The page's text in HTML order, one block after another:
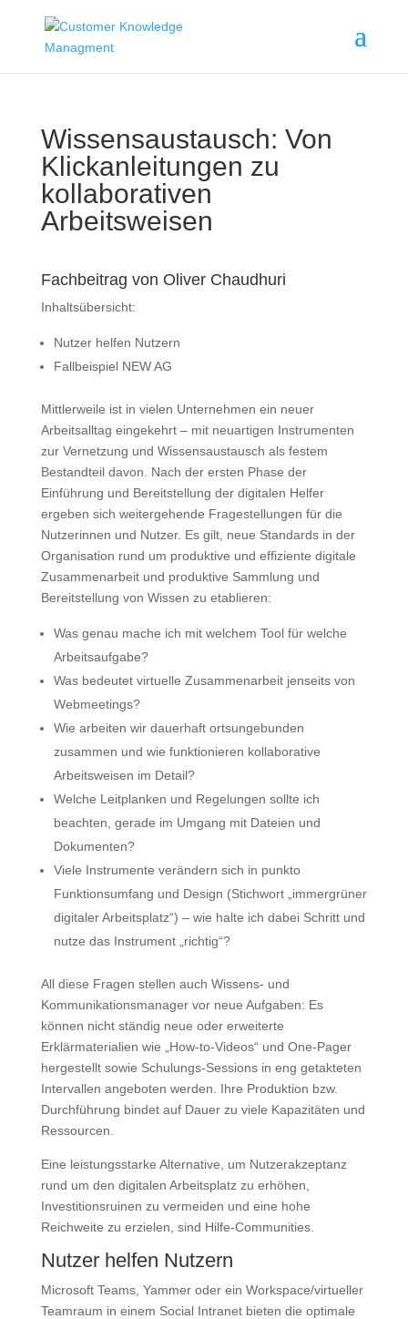
Wissensaustausch: Von
Klickanleitungen zu
kollaborativen
Arbeitsweisen
Fachbeitrag von Oliver Chaudhuri
Inhaltsübersicht:
Nutzer helfen Nutzern
Fallbeispiel NEW AG
Mittlerweile ist in vielen Unternehmen ein neuer
Arbeitsalltag eingekehrt – mit neuartigen Instrumenten
zur Vernetzung und Wissensaustausch als festem
Bestandteil davon. Nach der ersten Phase der
Einführung und Bereitstellung der digitalen Helfer
ergeben sich weitergehende Fragestellungen für die
Nutzerinnen und Nutzer. Es gilt, neue Standards in der
Organisation rund um produktive und effiziente digitale
Zusammenarbeit und produktive Sammlung und
Bereitstellung von Wissen zu etablieren:
Was genau mache ich mit welchem Tool für welche
Arbeitsaufgabe?
Was bedeutet virtuelle Zusammenarbeit jenseits von
Webmeetings?
Wie arbeiten wir dauerhaft ortsungebunden
zusammen und wie funktionieren kollaborative
Arbeitsweisen im Detail?
Welche Leitplanken und Regelungen sollte ich
beachten, gerade im Umgang mit Dateien und
Dokumenten?
Viele Instrumente verändern sich in punkto
Funktionsumfang und Design (Stichwort „immergrüner
digitaler Arbeitsplatz“) – wie halte ich dabei Schritt und
nutze das Instrument „richtig“?
All diese Fragen stellen auch Wissens- und
Kommunikationsmanager vor neue Aufgaben: Es
können nicht ständig neue oder erweiterte
Erklärmaterialien wie „How-to-Videos“ und One-Pager
hergestellt sowie Schulungs-Sessions in eng getakteten
Intervallen angeboten werden. Ihre Produktion bzw.
Durchführung bindet auf Dauer zu viele Kapazitäten und
Ressourcen.
Eine leistungsstarke Alternative, um Nutzerakzeptanz
rund um den digitalen Arbeitsplatz zu erhöhen,
Investitionsruinen zu vermeiden und eine hohe
Reichweite zu erzielen, sind Hilfe-Communities.
Nutzer helfen Nutzern
Microsoft Teams, Yammer oder ein Workspace/virtueller
Teamraum in einem Social Intranet bieten die optimale